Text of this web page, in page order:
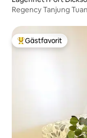
Regency Tanjung
Populär gästfavorit
Gästfavorit